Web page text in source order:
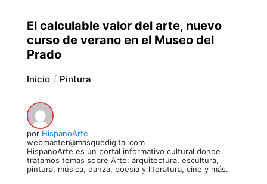
El calculable valor del arte, nuevo
curso de verano en el Museo del
Prado
Inicio Pintura
por HispanoArte
webmaster@masquedigital.com
HispanoArte es un portal informativo cultural donde
tratamos temas sobre Arte: arquitectura, escultura,
pintura, música, danza, poesía y literatura, cine y más.